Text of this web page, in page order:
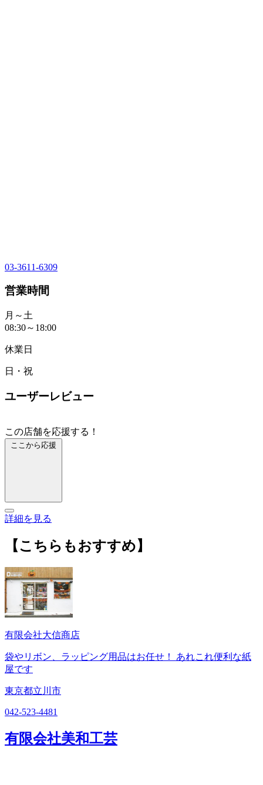
03-3611-6309
営業時間
月～土
08:30～18:00
休業日
日・祝
ユーザーレビュー
この店舗を応援する！
ここから応援
詳細を見る
【こちらもおすすめ】
有限会社大信商店
袋やリボン、ラッピング用品はお任せ！ あれこれ便利な紙
屋です
東京都立川市
042-523-4481
有限会社美和工芸